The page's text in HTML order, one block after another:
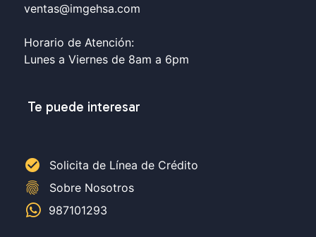
ventas@imgehsa.com
Horario de Atención:
Lunes a Viernes de 8am a 6pm
Te puede interesar
check_circle Solicita de Línea de Crédito
fingerprint
Sobre Nosotros
987101293